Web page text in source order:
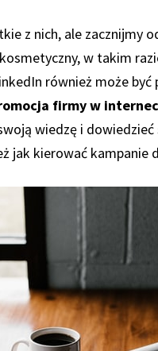
z nich, ale zacznijmy
w takim
również może być
firmy w
wiedzę i
jak kierować kampanie